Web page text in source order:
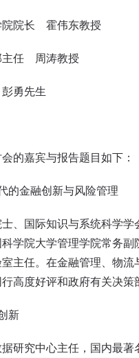
院长 霍伟东教授
任 周涛教授
勇先生
嘉宾与报告题目如下：
金融创新与风险管理
、国际知识与系统科学
学院大学管理学院常务
主任。在金融管理、物
高度好评和政府有关决策
新
研究中心主任，国内最